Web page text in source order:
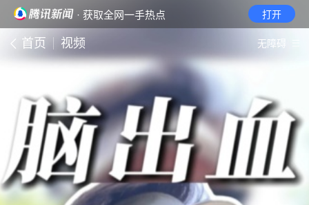
· 获取全网一手热点 打开
首页 视频 无障碍